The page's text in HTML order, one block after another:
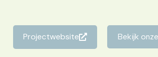
Projectwebsite Bekijk